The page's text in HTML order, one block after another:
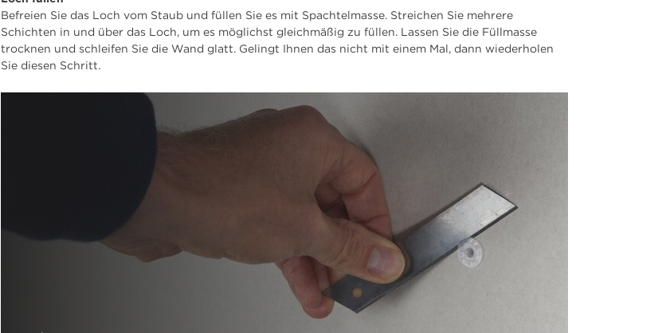
Befreien Sie das Loch vom Staub und füllen Sie es mit Spachtelmasse. Streichen Sie mehrere
Schichten in und über das Loch, um es möglichst gleichmäßig zu füllen. Lassen Sie die Füllmasse
trocknen und schleifen Sie die Wand glatt. Gelingt Ihnen das nicht mit einem Mal, dann wiederholen
Sie diesen Schritt.